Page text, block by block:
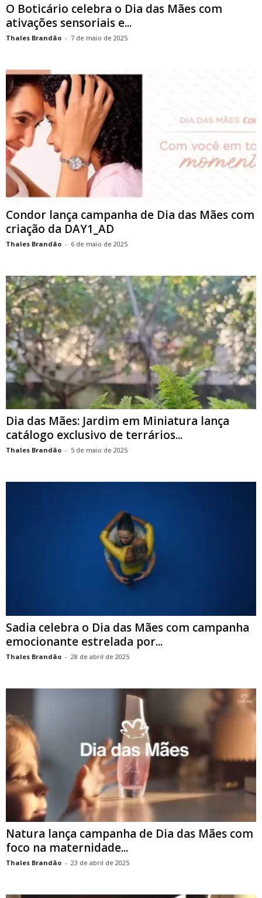
O Boticário celebra o Dia das Mães com
ativações sensoriais e...
Thales Brandão - 7 de maio de 2025
Condor lança campanha de Dia das Mães com
criação da DAY1_AD
Thales Brandão - 6 de maio de 2025
Dia das Mães: Jardim em Miniatura lança
catálogo exclusivo de terrários...
Thales Brandão - 5 de maio de 2025
Sadia celebra o Dia das Mães com campanha
emocionante estrelada por...
Thales Brandão - 28 de abril de 2025
Natura lança campanha de Dia das Mães com
foco na maternidade...
Thales Brandão - 23 de abril de 2025